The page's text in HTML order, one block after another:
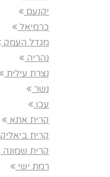
יקנעם
כרמיאל
מגדל העמק
נהריה
נצרת עילית
נשר
עכו
קרית אתא
קרית ביאליק
קרית שמונה
רמת ישי